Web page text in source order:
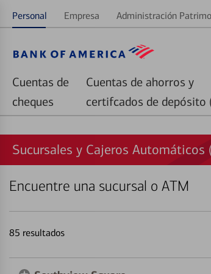
Personal Empresa Administración
Cuentas de
cheques
Cuentas de ahorros y
certifcados de depósito
Sucursales y Cajeros Automáticos
Encuentre una sucursal o ATM
85 resultados